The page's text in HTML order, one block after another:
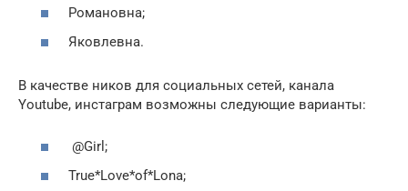
Романовна;
Яковлевна.
В качестве ников для социальных сетей, канала
Youtube, инстаграм возможны следующие варианты:
@Girl;
True*Love*of*Lona;